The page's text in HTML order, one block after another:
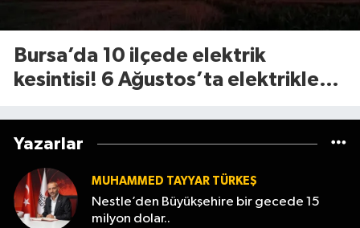
Bursa’da 10 ilçede elektrik
kesintisi! 6 Ağustos’ta elektrikler
Yazarlar
MUHAMMED TAYYAR TÜRKEŞ
Nestle’den Büyükşehire bir gecede 15
milyon dolar..